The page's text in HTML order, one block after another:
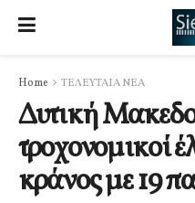
Home ΤΕΛΕΥΤΑΙΑ ΝΕΑ
Δυτική
τροχονομικοί
κράνος με 19